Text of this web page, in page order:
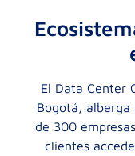
El Data Center
Bogotá,
de 300
clientes